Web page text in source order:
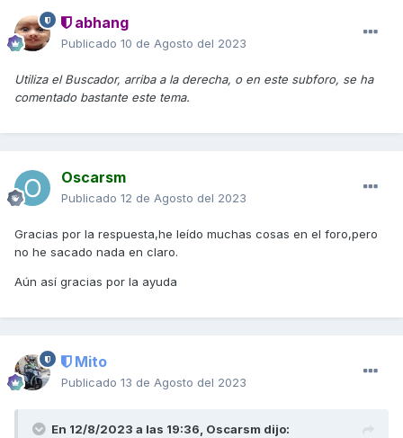
abhang
Publicado 10 de Agosto del 2023
Utiliza el Buscador, arriba a la derecha, o en este subforo, se ha
comentado bastante este tema.
Oscarsm
Publicado 12 de Agosto del 2023
Gracias por la respuesta,he leído muchas cosas en el foro,pero
no he sacado nada en claro.
Aún así gracias por la ayuda
Mito
Publicado 13 de Agosto del 2023
En 12/8/2023 a las 19:36, Oscarsm dijo: